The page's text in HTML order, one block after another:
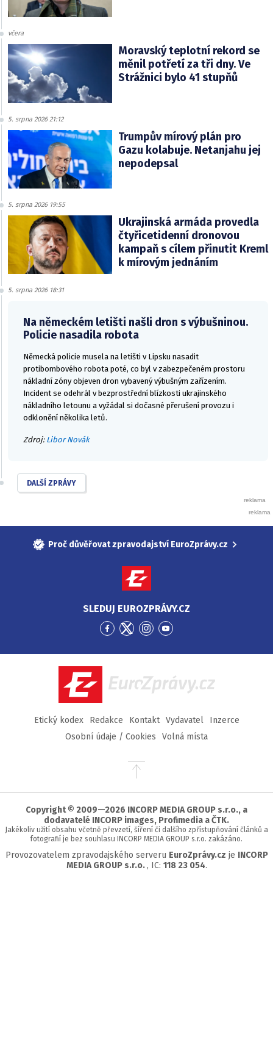
včera
Moravský teplotní rekord se
měnil potřetí za tři dny. Ve
Strážnici bylo 41 stupňů
5. srpna 2026 21:12
Trumpův mírový plán pro
Gazu kolabuje. Netanjahu jej
nepodepsal
5. srpna 2026 19:55
Ukrajinská armáda provedla
čtyřicetidenní dronovou
kampaň s cílem přinutit Kreml
k mírovým jednáním
5. srpna 2026 18:31
Na německém letišti našli dron s výbušninou.
Policie nasadila robota
Německá policie musela na letišti v Lipsku nasadit
protibombového robota poté, co byl v zabezpečeném prostoru
nákladní zóny objeven dron vybavený výbušným zařízením.
Incident se odehrál v bezprostřední blízkosti ukrajinského
nákladního letounu a vyžádal si dočasné přerušení provozu i
odklonění několika letů.
Zdroj: Libor Novák
DALŠÍ ZPRÁVY
Proč důvěřovat zpravodajství EuroZprávy.cz
SLEDUJ EUROZPRÁVY.CZ
Přejít
Facebook
Přejít
Twitter
Přejít
Instagram
Přejít
YouTube
EuroZprávy.cz
Etický kodex Redakce Kontakt Vydavatel
Inzerce
Osobní údaje / Cookies
Volná místa
Přejít
stránky
Copyright © 2009—2026 INCORP MEDIA GROUP s.r.o., a
dodavatelé INCORP images, Profimedia a ČTK.
Jakékoliv užití obsahu včetně převzetí, šíření či dalšího zpřístupňování článků a
fotografií je bez souhlasu INCORP MEDIA GROUP s.r.o. zakázáno.
Provozovatelem zpravodajského serveru EuroZprávy.cz je INCORP
MEDIA GROUP s.r.o. , IC: 118 23 054.